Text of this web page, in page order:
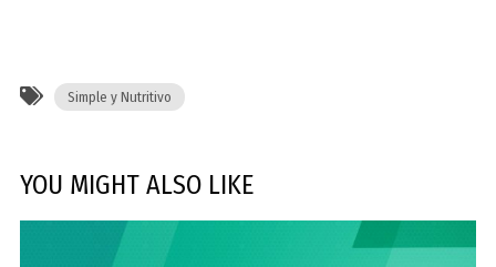
Simple y Nutritivo
YOU MIGHT ALSO LIKE